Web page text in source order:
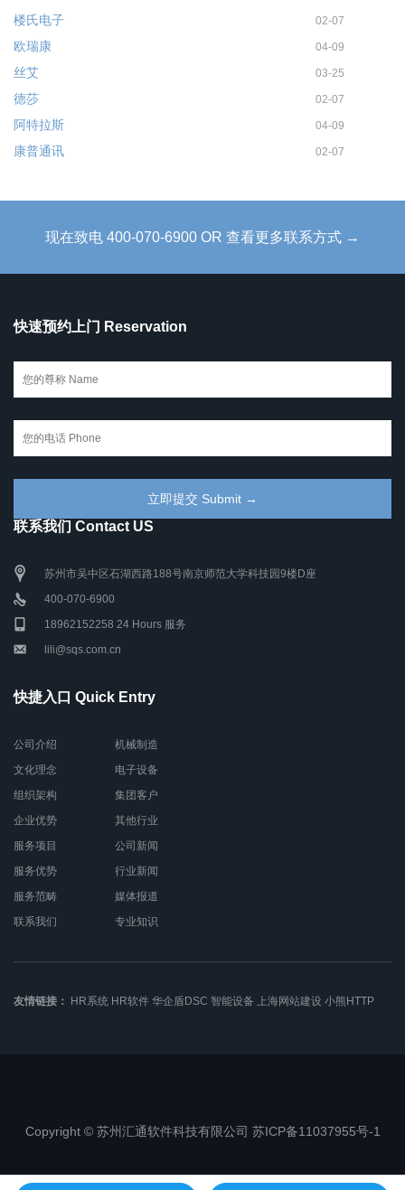
楼氏电子 02-07
欧瑞康 04-09
丝艾 03-25
德莎 02-07
阿特拉斯 04-09
康普通讯 02-07
现在致电 400-070-6900 OR 查看更多联系方式 →
快速预约上门 Reservation
联系我们 Contact US
苏州市吴中区石湖西路188号南京师范大学科技园9楼D座
400-070-6900
18962152258 24 Hours 服务
lili@sqs.com.cn
快捷入口 Quick Entry
公司介绍
文化理念
组织架构
企业优势
服务项目
服务优势
服务范畴
联系我们
机械制造
电子设备
集团客户
其他行业
公司新闻
行业新闻
媒体报道
专业知识
友情链接： HR系统 HR软件 华企盾DSC 智能设备 上海网站建设 小熊HTTP
Copyright © 苏州汇通软件科技有限公司 苏ICP备11037955号-1